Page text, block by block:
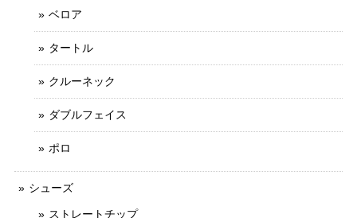
ベロア
タートル
クルーネック
ダブルフェイス
ポロ
シューズ
ストレートチップ